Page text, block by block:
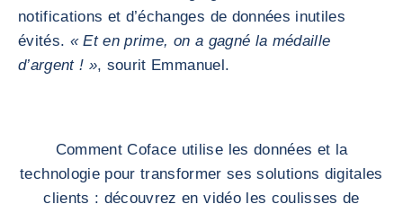
notifications et d’échanges de données inutiles
évités. « Et en prime, on a gagné la médaille
d’argent ! », sourit Emmanuel.
Comment Coface utilise les données et la
technologie pour transformer ses solutions digitales
clients : découvrez en vidéo les coulisses de